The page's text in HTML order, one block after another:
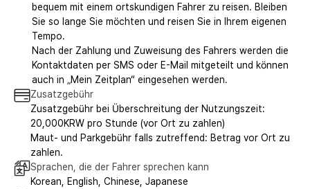
bequem mit einem ortskundigen Fahrer zu reisen. Bleiben
Sie so lange Sie möchten und reisen Sie in Ihrem eigenen
Tempo.
Nach der Zahlung und Zuweisung des Fahrers werden die
Kontaktdaten per SMS oder E-Mail mitgeteilt und können
auch in „Mein Zeitplan“ eingesehen werden.
Zusatzgebühr
Zusatzgebühr bei Überschreitung der Nutzungszeit:
20,000KRW pro Stunde (vor Ort zu zahlen)
Maut- und Parkgebühr falls zutreffend: Betrag vor Ort zu
zahlen.
Sprachen, die der Fahrer sprechen kann
Korean, English, Chinese, Japanese